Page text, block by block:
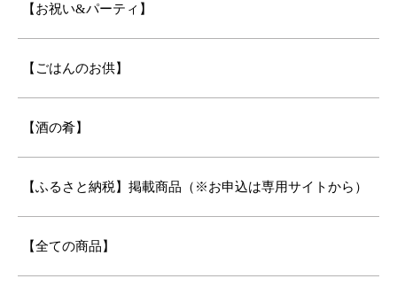
【お祝い&パーティ】
【ごはんのお供】
【酒の肴】
【ふるさと納税】掲載商品（※お申込は専用サイトから）
【全ての商品】